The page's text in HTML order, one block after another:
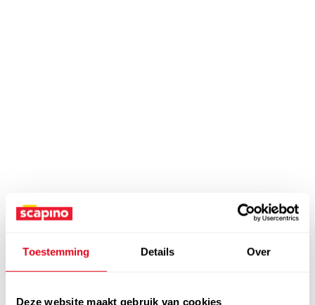
Toestemming Details Over
Deze website maakt gebruik van cookies